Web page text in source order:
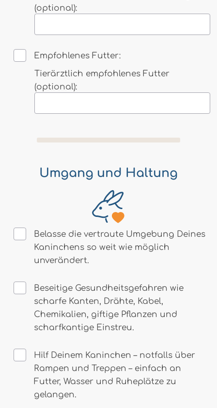
(optional):
Empfohlenes Futter:
Tierärztlich empfohlenes Futter
(optional):
Umgang und Haltung
Belasse die vertraute Umgebung Deines
Kaninchens so weit wie möglich
unverändert.
Beseitige Gesundheitsgefahren wie
scharfe Kanten, Drähte, Kabel,
Chemikalien, giftige Pflanzen und
scharfkantige Einstreu.
Hilf Deinem Kaninchen – notfalls über
Rampen und Treppen – einfach an
Futter, Wasser und Ruheplätze zu
gelangen.